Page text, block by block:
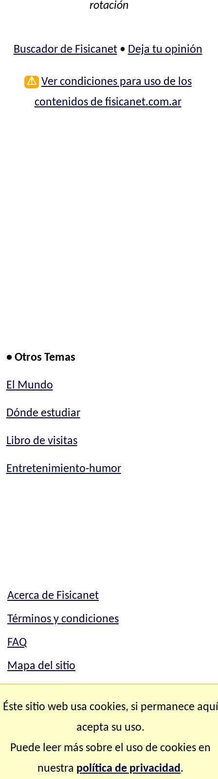
rotación
Buscador de Fisicanet• Deja tu opinión
⚠ Ver condiciones para uso de los
contenidos de fisicanet.com.ar
• Otros Temas
El Mundo
Dónde estudiar
Libro de visitas
Entretenimiento-humor
Acerca de Fisicanet
Términos y condiciones
FAQ
Mapa del sitio
Contacto
Copyright © 2.000-2.028 Fisicanet ® Todos los
derechos reservados
Éste sitio web usa cookies, si permanece aquí
acepta su uso.
Puede leer más sobre el uso de cookies en
nuestra política de privacidad.